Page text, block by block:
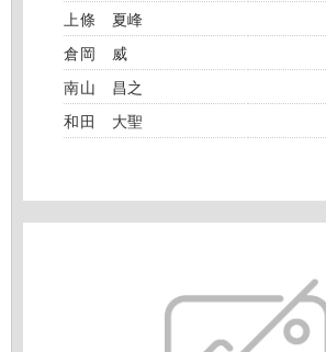
上條 夏峰
倉岡 威
南山 昌之
和田 大聖